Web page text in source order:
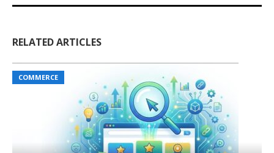
RELATED ARTICLES
COMMERCE